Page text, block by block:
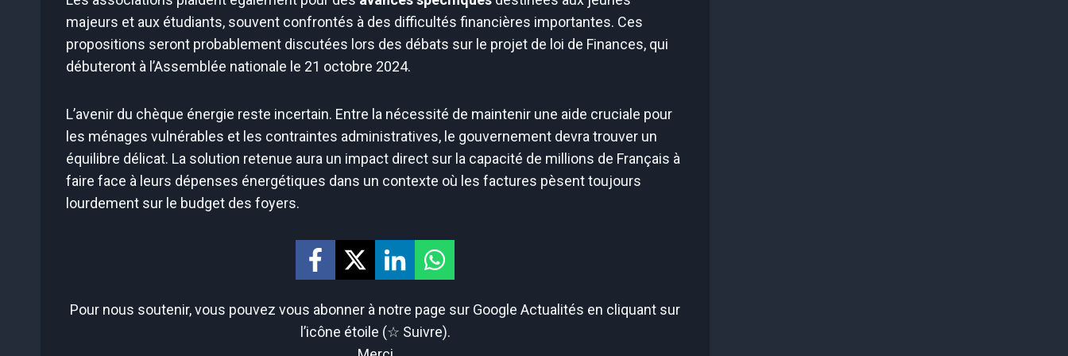
majeurs et aux étudiants, souvent confrontés à des difficultés financières importantes. Ces
propositions seront probablement discutées lors des débats sur le projet de loi de Finances, qui
débuteront à l’Assemblée nationale le 21 octobre 2024.
L’avenir du chèque énergie reste incertain. Entre la nécessité de maintenir une aide cruciale pour
les ménages vulnérables et les contraintes administratives, le gouvernement devra trouver un
équilibre délicat. La solution retenue aura un impact direct sur la capacité de millions de Français à
faire face à leurs dépenses énergétiques dans un contexte où les factures pèsent toujours
lourdement sur le budget des foyers.
Pour nous soutenir, vous pouvez vous abonner à notre page sur Google Actualités en cliquant sur
l’icône étoile (☆ Suivre).